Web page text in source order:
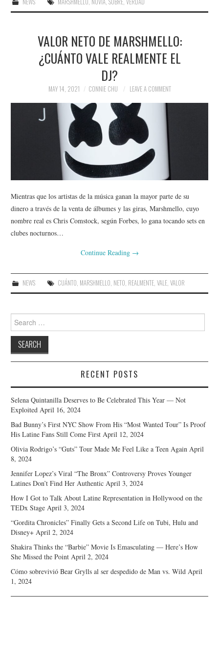
VALOR NETO DE MARSHMELLO:
¿CUÁNTO VALE REALMENTE EL
DJ?
MAY 14, 2021 CONNIE CHU LEAVE A COMMENT
Mientras que los artistas de la música ganan la mayor parte de su
dinero a través de la venta de álbumes y las giras, Marshmello, cuyo
nombre real es Chris Comstock, según Forbes, lo gana tocando sets en
clubes nocturnos…
Continue Reading →
NEWS CUÁNTO, MARSHMELLO, NETO, REALMENTE, VALE, VALOR
Search
for:
RECENT POSTS
Selena Quintanilla Deserves to Be Celebrated This Year — Not
Exploited April 16, 2024
Bad Bunny’s First NYC Show From His “Most Wanted Tour” Is Proof
His Latine Fans Still Come First April 12, 2024
Olivia Rodrigo’s “Guts” Tour Made Me Feel Like a Teen Again April
8, 2024
Jennifer Lopez’s Viral “The Bronx” Controversy Proves Younger
Latines Don’t Find Her Authentic April 3, 2024
How I Got to Talk About Latine Representation in Hollywood on the
TEDx Stage April 3, 2024
“Gordita Chronicles” Finally Gets a Second Life on Tubi, Hulu and
Disney+ April 2, 2024
Shakira Thinks the “Barbie” Movie Is Emasculating — Here’s How
She Missed the Point April 2, 2024
Cómo sobrevivió Bear Grylls al ser despedido de Man vs. Wild April
1, 2024